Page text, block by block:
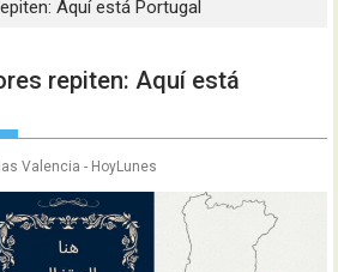
Aquí está Portugal
repiten: Aquí está
Valencia - HoyLunes